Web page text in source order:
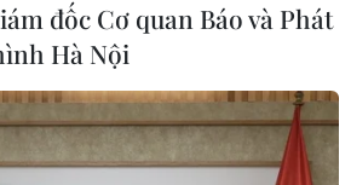
đốc Cơ quan Báo và Phát
Hà Nội